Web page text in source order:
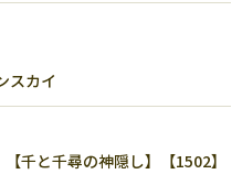
スカイ
千と千尋の神隠し】【1502】